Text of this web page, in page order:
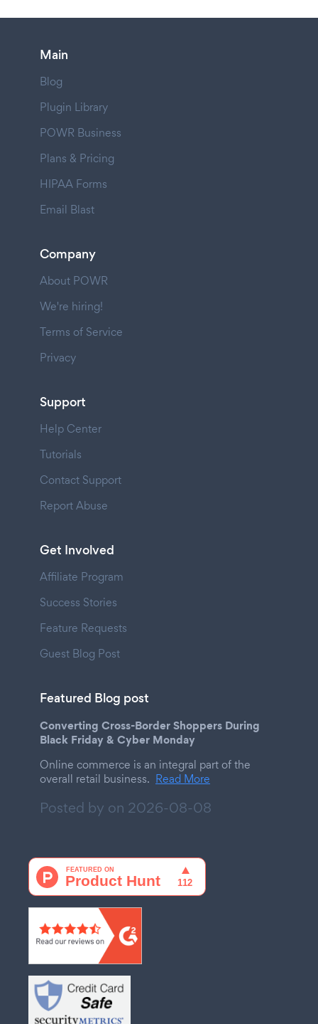
Main
Blog
Plugin Library
POWR Business
Plans & Pricing
HIPAA Forms
Email Blast
Company
About POWR
We're hiring!
Terms of Service
Privacy
Support
Help Center
Tutorials
Contact Support
Report Abuse
Get Involved
Affiliate Program
Success Stories
Feature Requests
Guest Blog Post
Featured Blog post
Converting Cross-Border Shoppers During
Black Friday & Cyber Monday
Online commerce is an integral part of the
overall retail business. Read More
Posted by on 2026-08-08